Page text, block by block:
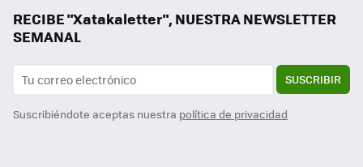
RECIBE "Xatakaletter", NUESTRA NEWSLETTER
SEMANAL
SUSCRIBIR
Suscribiéndote aceptas nuestra política de privacidad